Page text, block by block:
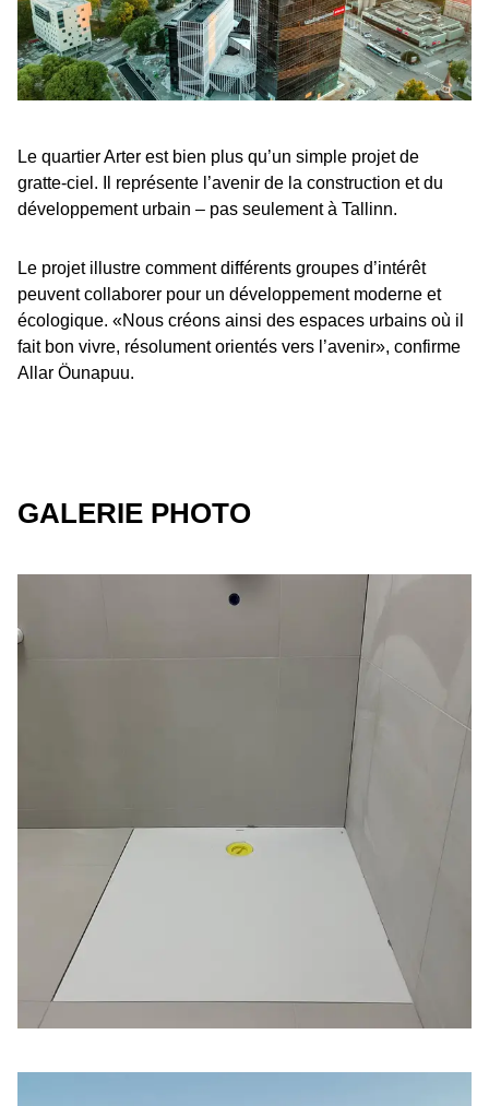
Le quartier Arter est bien plus qu’un simple projet de
gratte-ciel. Il représente l’avenir de la construction et du
développement urbain – pas seulement à Tallinn.
Le projet illustre comment différents groupes d’intérêt
peuvent collaborer pour un développement moderne et
écologique. «Nous créons ainsi des espaces urbains où il
fait bon vivre, résolument orientés vers l’avenir», confirme
Allar Öunapuu.
GALERIE PHOTO